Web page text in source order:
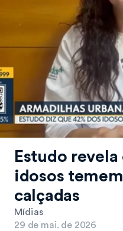
Estudo revela
idosos
calçadas
Mídias
29 de mai. de 2026